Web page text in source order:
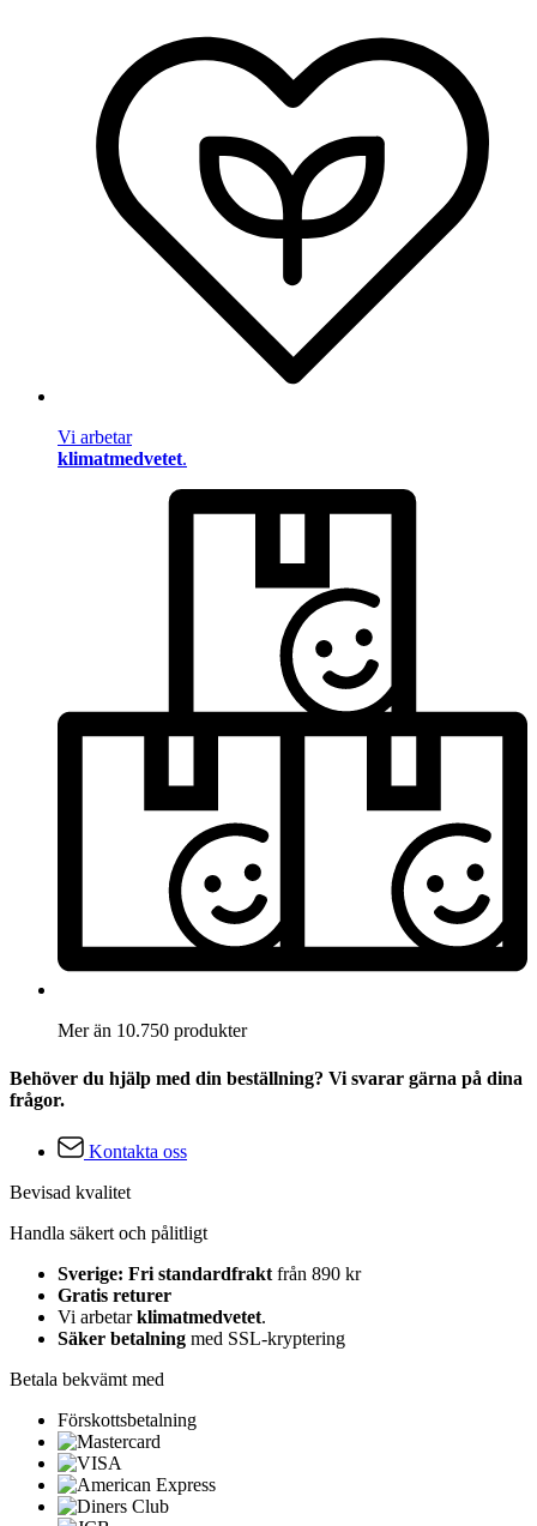
Vi arbetar
klimatmedvetet.
Mer än 10.750 produkter
Behöver du hjälp med din beställning? Vi svarar gärna på dina
frågor.
Kontakta oss
Bevisad kvalitet
Handla säkert och pålitligt
Sverige: Fri standardfrakt från 890 kr
Gratis returer
Vi arbetarklimatmedvetet.
Säker betalning med SSL-kryptering
Betala bekvämt med
Förskottsbetalning